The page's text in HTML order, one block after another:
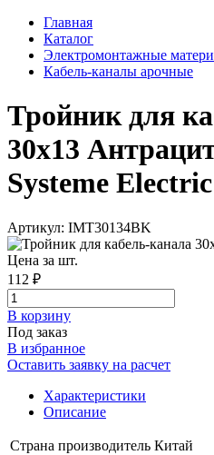
Главная
Каталог
Электромонтажные
Кабель-каналы арочные
Тройник для
30х13
Systeme
Артикул: IMT30134BK
Цена за шт.
112 ₽
В корзинy
Под заказ
В избранное
Оставить заявку на расчет
Характеристики
Описание
Страна производитель Китай